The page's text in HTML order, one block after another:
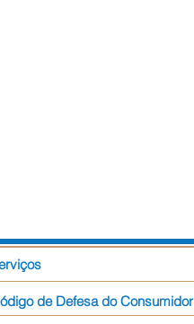
de Defesa do Consumidor